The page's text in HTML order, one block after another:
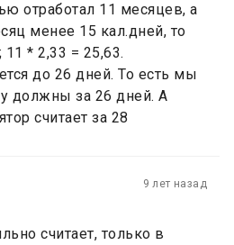
отработал 11 месяцев, а
менее 15 кал.дней, то
11 * 2,33 = 25,63.
до 26 дней. То есть мы
должны за 26 дней. А
считает за 28
9 лет назад
считает, только в